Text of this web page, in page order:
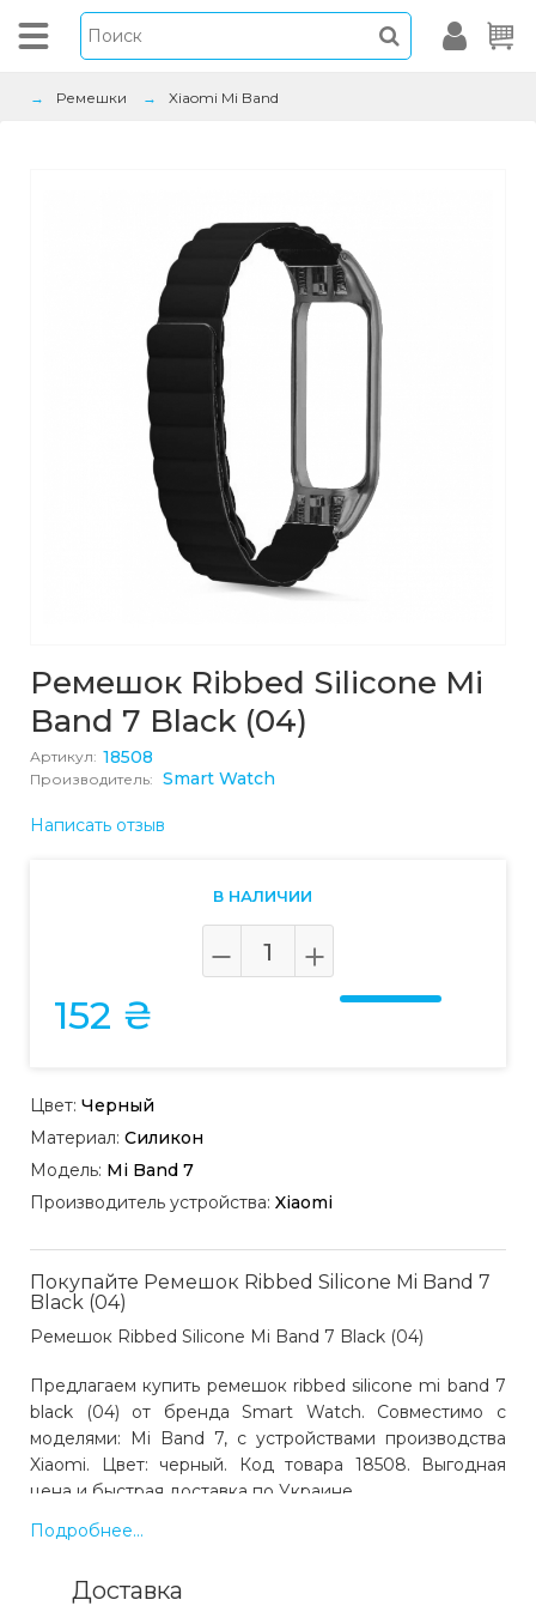
Ремешки Xiaomi Mi Band
Ремешок Ribbed Silicone Mi
Band 7 Black (04)
Артикул: 18508
Производитель: Smart Watch
Написать отзыв
В НАЛИЧИИ
152 ₴
Цвет: Черный
Материал: Силикон
Модель: Mi Band 7
Производитель устройства: Xiaomi
Покупайте Ремешок Ribbed Silicone Mi Band 7
Black (04)
Ремешок Ribbed Silicone Mi Band 7 Black (04)
Предлагаем купить ремешок ribbed silicone mi band 7
black (04) от бренда Smart Watch. Совместимо с
моделями: Mi Band 7, с устройствами производства
Xiaomi. Цвет: черный. Код товара 18508. Выгодная
цена и быстрая доставка по Украине.
7 black (04)?
Подробнее...
Доставка